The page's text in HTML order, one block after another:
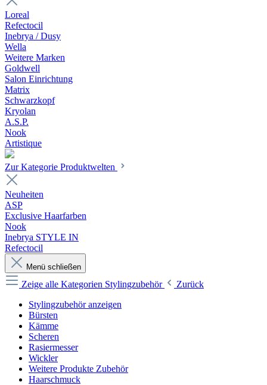
Loreal
Refectocil
Inebrya / Dusy
Wella
Weitere Marken
Goldwell
Salon Einrichtung
Matrix
Schwarzkopf
Kryolan
A.S.P.
Nook
Artistique
Zur Kategorie Produktwelten
Neuheiten
ASP
Exclusive Haarfarben
Nook
Inebrya STYLE IN
Refectocil
Menü schließen
Zeige alle Kategorien Stylingzubehör
Zurück
Stylingzubehör anzeigen
Bürsten
Kämme
Scheren
Rasiermesser
Wickler
Weitere Produkte Zubehör
Haarschmuck